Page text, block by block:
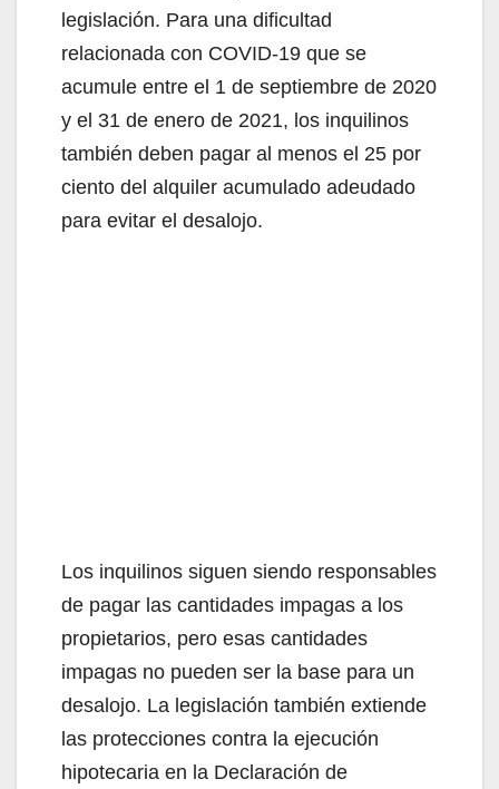
legislación. Para una dificultad
relacionada con COVID-19 que se
acumule entre el 1 de septiembre de 2020
y el 31 de enero de 2021, los inquilinos
también deben pagar al menos el 25 por
ciento del alquiler acumulado adeudado
para evitar el desalojo.
Los inquilinos siguen siendo responsables
de pagar las cantidades impagas a los
propietarios, pero esas cantidades
impagas no pueden ser la base para un
desalojo. La legislación también extiende
las protecciones contra la ejecución
hipotecaria en la Declaración de